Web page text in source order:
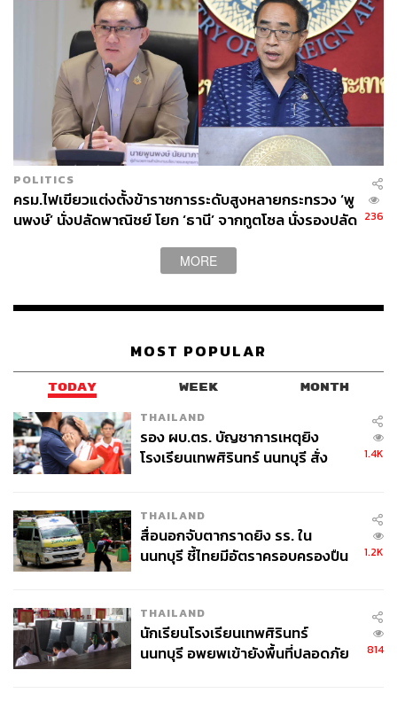
POLITICS
ครม.ไฟเขียวแต่งตั้งข้าราชการระดับสูงหลายกระทรวง ‘พู
นพงษ์’ นั่งปลัดพาณิชย์ โยก ‘ธานี’ จากทูตโซล นั่งรองปลัด 236
MORE
MOST POPULAR
TODAY WEEK MONTH
THAILAND
รอง ผบ.ตร. บัญชาการเหตุยิง
โรงเรียนเทพศิรินทร์ นนทบุรี สั่ง
1.4K
THAILAND
สื่อนอกจับตากราดยิง รร. ใน
นนทบุรี ชี้ไทยมีอัตราครอบครองปืน
1.2K
THAILAND
นักเรียนโรงเรียนเทพศิรินทร์
นนทบุรี อพยพเข้ายังพื้นที่ปลอดภัย
814